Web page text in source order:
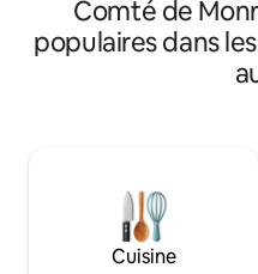
Golf Resort. Le complexe comprend un
restaurant, parfois de la
week-end, un champ de
parcours de golf.
voiture. L'appartement est
20 minutes de l'IU et la
une vue imprenable sur le
L'appartement dispose
Comté de
populaires dans
Cuisine